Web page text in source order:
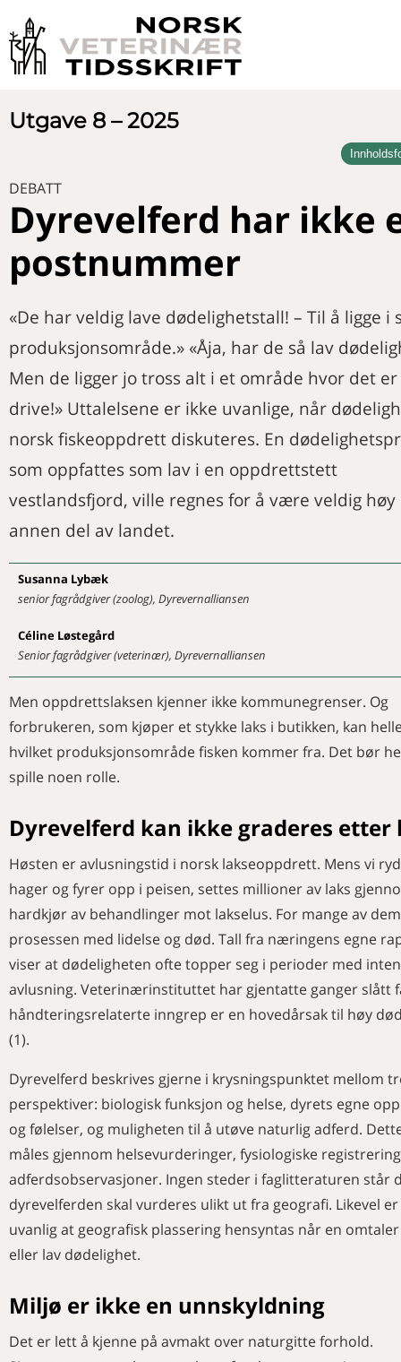
Utgave 8 – 2025
Gratulerer med 100-års jubileet!
Trygg overgang, sterkere beredskap
NYHETER
Veterinærer i media
Nytt fra Veterinærforeningen
DEBATT
Dyrevelferd har ikke et postnummer
Behandling av spontan kronisk
corneaepiteldefekt hos hunder i Norge
FAGAKTUELT
Nytt fra Helsetjenestene
Vil du hjelpe hjemløse dyr?
DOKTORGRAD
Ny kunnskap om biofilm: Risiko for
sykdomsspredning og antibiotikaresistens
YRKE OG ORGANISASJON
Særforeningsleder ønsker seg flere
medlemmer
Forening for veterinær samfunnsmedisin
er 100 år
Samtaler med sentrale kollegaer
Veterinærer anbefaler kurs i
Rekrutteringsprosjekt i Vesterålen
Dyrevelferd i hestepraksis
Velkommen til Røros!
– Vis respekt for fisken
Tillitsvalgte fortjener oppdatering
Ny løsning for bruk av legemiddelavtaler til
BOKOMTALE
Husdyrene – fundamentet i norsk
matproduksjon
NAVN
Merkedager i november
Nye medlemmer
MINNEORD
Ivar Folstad
Aktivitetskalender
DEBATT
Dyrevelferd har ikke
postnummer
«De har veldig lave dødelighetstall! – Til å ligge i
produksjonsområde.» «Åja, har de så lav
Men de ligger jo tross alt i et område hvor det
drive!» Uttalelsene er ikke uvanlige, når
norsk fiskeoppdrett diskuteres. En
som oppfattes som lav i en oppdrettstett
vestlandsfjord, ville regnes for å være veldig høy
annen del av landet.
Susanna Lybæk
senior fagrådgiver (zoolog), Dyrevernalliansen
Céline Løstegård
Senior fagrådgiver (veterinær), Dyrevernalliansen
Men oppdrettslaksen kjenner ikke kommunegrenser. Og
forbrukeren, som kjøper et stykke laks i butikken, kan
hvilket produksjonsområde fisken kommer fra. Det bør
spille noen rolle.
Dyrevelferd kan ikke graderes etter
Høsten er avlusningstid i norsk lakseoppdrett. Mens vi
hager og fyrer opp i peisen, settes millioner av laks
hardkjør av behandlinger mot lakselus. For mange av
prosessen med lidelse og død. Tall fra næringens egne
viser at dødeligheten ofte topper seg i perioder med
avlusning. Veterinærinstituttet har gjentatte ganger slått
håndteringsrelaterte inngrep er en hovedårsak til høy
(1).
Dyrevelferd beskrives gjerne i krysningspunktet mellom
perspektiver: biologisk funksjon og helse, dyrets egne
og følelser, og muligheten til å utøve naturlig adferd.
måles gjennom helsevurderinger, fysiologiske
adferdsobservasjoner. Ingen steder i faglitteraturen står
dyrevelferden skal vurderes ulikt ut fra geografi. Likevel
uvanlig at geografisk plassering hensyntas når en
eller lav dødelighet.
Miljø er ikke en unnskyldning
Det er lett å kjenne på avmakt over naturgitte forhold.